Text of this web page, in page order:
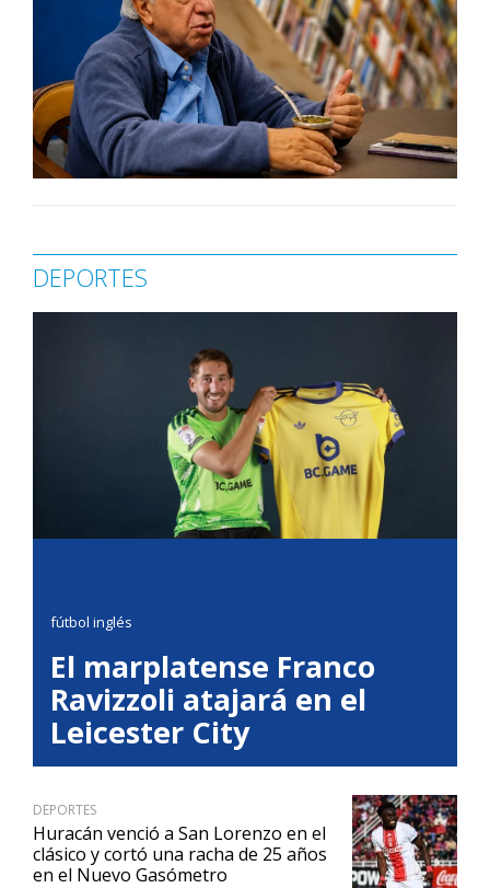
DEPORTES
fútbol inglés
El marplatense Franco
Ravizzoli atajará en el
Leicester City
DEPORTES
Huracán venció a San Lorenzo en el
clásico y cortó una racha de 25 años
en el Nuevo Gasómetro